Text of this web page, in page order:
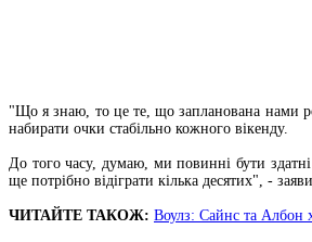
"Що я знаю, то це те, що запланована нами
набирати очки стабільно кожного вікенду.
До того часу, думаю, ми повинні бути
ще потрібно відіграти кілька десятих", -
ЧИТАЙТЕ ТАКОЖ: Воулз: Сайнс та Албон